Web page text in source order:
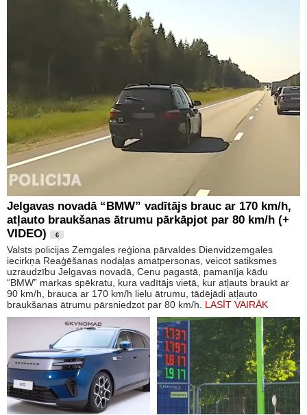
Jelgavas novadā “BMW” vadītājs brauc ar 170 km/h,
atļauto braukšanas ātrumu pārkāpjot par 80 km/h (+
VIDEO)
6
Valsts policijas Zemgales reģiona pārvaldes Dienvidzemgales
iecirkņa Reaģēšanas nodaļas amatpersonas, veicot satiksmes
uzraudzību Jelgavas novadā, Cenu pagastā, pamanīja kādu
“BMW” markas spēkratu, kura vadītājs vietā, kur atļauts braukt ar
90 km/h, brauca ar 170 km/h lielu ātrumu, tādējādi atļauto
braukšanas ātrumu pārsniedzot par 80 km/h. LASĪT VAIRĀK